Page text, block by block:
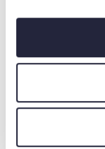
Łóżko tapicerowane
Wybierz opcje